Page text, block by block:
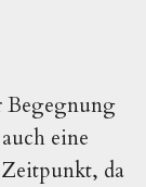
Begegnung
eine
da